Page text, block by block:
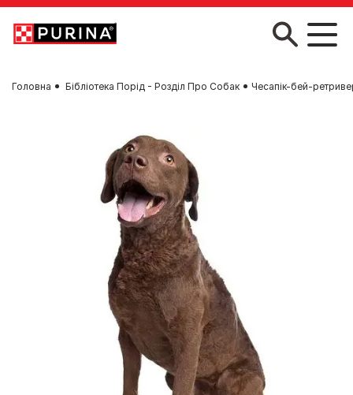
Skip to main content
Головна Бібліотека Порід - Розділ Про Собак Чесапік-бей-